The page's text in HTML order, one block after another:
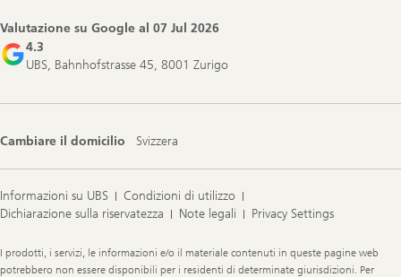
Valutazione su Google al 07 Jul 2026
4.3
UBS, Bahnhofstrasse 45, 8001 Zurigo
Cambiare il domicilio Svizzera
Informazioni su UBS
Condizioni di utilizzo
Dichiarazione sulla riservatezza
Note legali Privacy Settings
Legal
Information
I prodotti, i servizi, le informazioni e/o il materiale contenuti in queste pagine web
potrebbero non essere disponibili per i residenti di determinate giurisdizioni. Per